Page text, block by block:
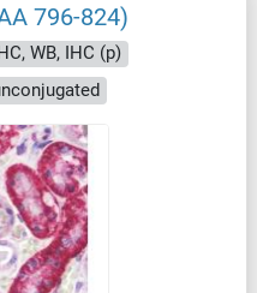
796-824)
IHC, WB, IHC (p)